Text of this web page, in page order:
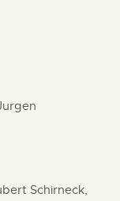
Schirneck,